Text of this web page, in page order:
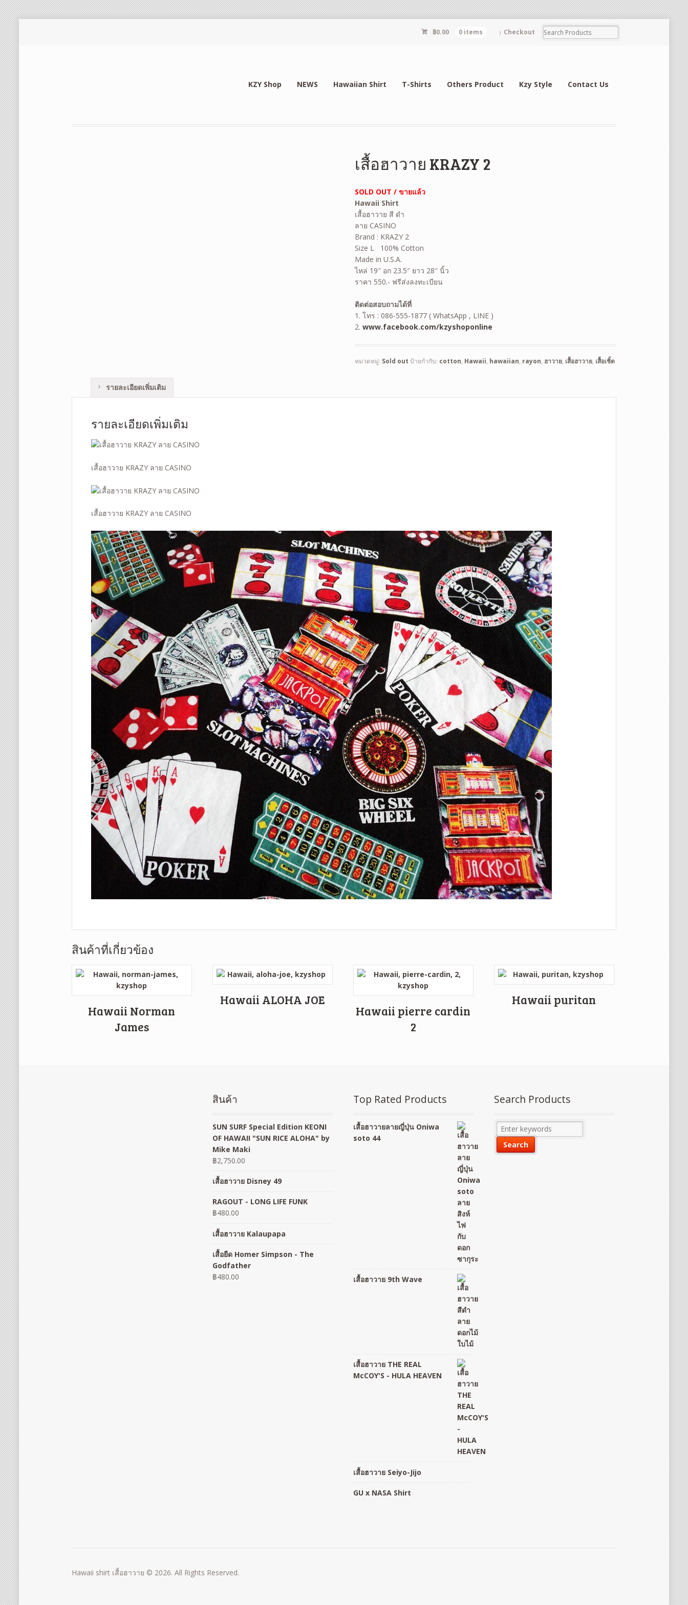
฿0.00 0 items Checkout
KZY Shop NEWS Hawaiian Shirt T-Shirts Others Product Kzy Style Contact Us
เสื้อฮาวาย KRAZY 2
SOLD OUT / ขายแล้ว
Hawaii Shirt
เสื้อฮาวาย สี ดำ
ลาย CASINO
Brand : KRAZY 2
Size L 100% Cotton
Made in U.S.A.
ไหล่ 19″ อก 23.5″ ยาว 28″ นิ้ว
ราคา 550.- ฟรีส่งลงทะเบียน
ติดต่อสอบถามได้ที่
1. โทร : 086-555-1877 ( WhatsApp , LINE )
2.www.facebook.com/kzyshoponline
หมวดหมู่: Sold out ป้ายกำกับ: cotton, Hawaii, hawaiian, rayon, ฮาวาย, เสื้อฮาวาย, เสื้อเชิ้ต
รายละเอียดเพิ่มเติม
รายละเอียดเพิ่มเติม
เสื้อฮาวาย KRAZY ลาย CASINO
เสื้อฮาวาย KRAZY ลาย CASINO
สินค้าที่เกี่ยวข้อง
Hawaii Norman
James
Hawaii ALOHA JOE
Hawaii pierre cardin
2
Hawaii puritan
สินค้า
SUN SURF Special Edition KEONI
OF HAWAII "SUN RICE ALOHA" by
Mike Maki
฿2,750.00
เสื้อฮาวาย Disney 49
RAGOUT - LONG LIFE FUNK
฿480.00
เสื้อฮาวาย Kalaupapa
เสื้อยืด Homer Simpson - The
Godfather
฿480.00
Top Rated Products
เสื้อฮาวายลายญี่ปุ่น Oniwa
soto 44
เสื้อฮาวาย 9th Wave
เสื้อฮาวาย THE REAL
McCOY'S - HULA HEAVEN
เสื้อฮาวาย Seiyo-Jijo
GU x NASA Shirt
Search Products
Hawaii shirt เสื้อฮาวาย © 2026. All Rights Reserved.